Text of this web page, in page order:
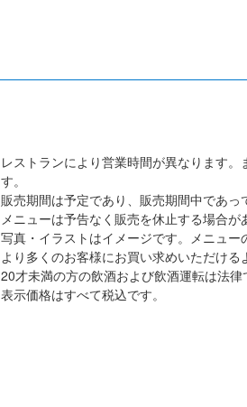
レストランにより営業時間が異なります
す。
販売期間は予定であり、販売期間中であっ
メニューは予告なく販売を休止する場合が
写真・イラストはイメージです。メニュー
より多くのお客様にお買い求めいただける
20才未満の方の飲酒および飲酒運転は法律
表⽰価格はすべて税込です。